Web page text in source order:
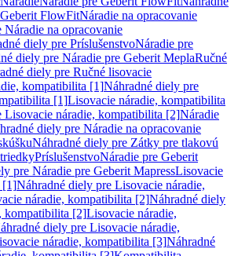
FlowFitNáradie na opracovanie
na opracovanie
diely pre PríslušenstvoNáradie pre
diely pre Náradie pre Geberit MeplaRučné
diely pre Ručné lisovacie
kompatibilita [1]Náhradné diely pre
[1]Lisovacie náradie, kompatibilita
Lisovacie náradie, kompatibilita [2]Náradie
diely pre Náradie na opracovanie
Náhradné diely pre Zátky pre tlakovú
PríslušenstvoNáradie pre Geberit
pre Náradie pre Geberit MapressLisovacie
[1]Náhradné diely pre Lisovacie náradie,
náradie, kompatibilita [2]Náhradné diely
kompatibilita [2]Lisovacie náradie,
diely pre Lisovacie náradie,
náradie, kompatibilita [3]Náhradné